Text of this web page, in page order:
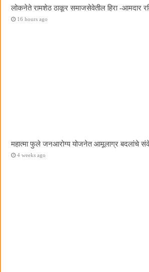
लोकनेते रामशेठ ठाकूर समाजसेवेतील हिरा -आमदार
16 hours ago
महात्मा फुले जनआरोग्य योजनेत आमूलाग्र बदलांचे
4 weeks ago